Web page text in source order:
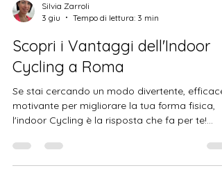
Silvia Zarroli
3 giu
Tempo di lettura: 3 min
Scopri i Vantaggi dell'Indoor
Cycling a Roma
Se stai cercando un modo divertente, efficace
l'indoor Cycling è la risposta che fa per te!
Questa attività sta conquistando sempre più